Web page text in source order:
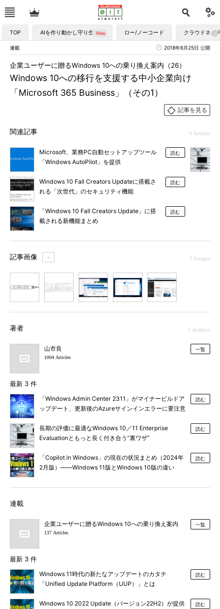
TOP AIを作り動かし守り生かす ロー/ノーコード クラウドネイ
連載 2018年6月25日 公開
Windows 10への移行を支援する中小企業向け
「Microsoft 365 Business」（その1）
企業ユーザーに贈るWindows 10への乗り換え案内（26）
記事を見る
関連記事 4 Articles
Microsoft、業務PC自動セットアップツール
「Windows AutoPilot」を提供
読む
Windows 10 Fall Creators Updateに搭載さ
れる「次世代」のセキュリティ機能
読む
「Windows 10 Fall Creators Update」に搭
載される新機能まとめ
読む
記事画像 ＋ 5 Images
著者 1 Authors
山市良
1004 Articles
一覧
最新 3 件
「Windows Admin Center 2311」がマイナービルドア
ップデート、更新後のAzureサインインエラーに要注意
読む
長期の評価に最適なWindows 10／11 Enterprise
Evaluationともっと長く付き合う“裏ワザ”
読む
「Copilot in Windows」の現在の状況まとめ（2024年
2月版）――Windows 11版とWindows 10版の違い
読む
連載
企業ユーザーに贈るWindows 10への乗り換え案内
137 Articles
一覧
最新 3 件
Windows 11時代の新たなアップデートのカタチ
「Unified Update Platform（UUP）」とは
読む
Windows 10 2022 Update（バージョン22H2）が提供
読む